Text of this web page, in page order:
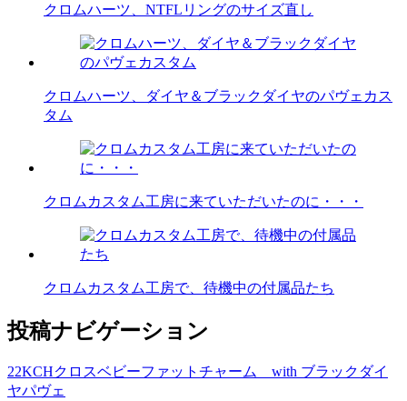
クロムハーツ、NTFLリングのサイズ直し
クロムハーツ、ダイヤ＆ブラックダイヤのパヴェカス
タム
クロムカスタム工房に来ていただいたのに・・・
クロムカスタム工房で、待機中の付属品たち
投稿ナビゲーション
22KCHクロスベビーファットチャーム with ブラックダイ
ヤパヴェ